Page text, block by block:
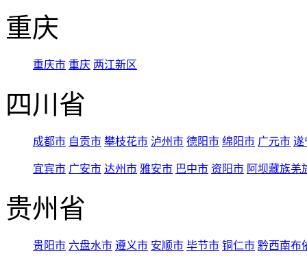
重庆
重庆市 重庆 两江新区
四川省
成都市 自贡市 攀枝花市 泸州市 德阳市 绵阳市 广元市 遂
宜宾市 广安市 达州市 雅安市 巴中市 资阳市 阿坝藏族羌
贵州省
贵阳市 六盘水市 遵义市 安顺市 毕节市 铜仁市 黔西南布